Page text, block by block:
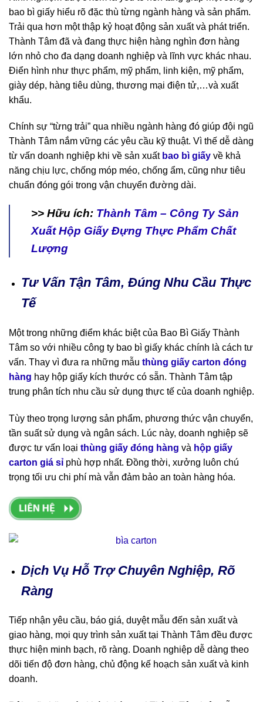
bao bì giấy hiểu rõ đặc thù từng ngành hàng và sản phẩm.
Trải qua hơn một thập kỷ hoạt động sản xuất và phát triển.
Thành Tâm đã và đang thực hiện hàng nghìn đơn hàng
lớn nhỏ cho đa dạng doanh nghiệp và lĩnh vực khác nhau.
Điển hình như thực phẩm, mỹ phẩm, linh kiện, mỹ phẩm,
giày dép, hàng tiêu dùng, thương mại điện tử,…và xuất
khẩu.
Chính sự “từng trải” qua nhiều ngành hàng đó giúp đội ngũ
Thành Tâm nắm vững các yêu cầu kỹ thuật. Vì thế dễ dàng
từ vấn doanh nghiệp khi về sản xuất bao bì giấy về khả
năng chịu lực, chống móp méo, chống ẩm, cũng như tiêu
chuẩn đóng gói trong vận chuyển đường dài.
>> Hữu ích: Thành Tâm – Công Ty Sản
Xuất Hộp Giấy Đựng Thực Phẩm Chất
Lượng
Tư Vấn Tận Tâm, Đúng Nhu Cầu Thực
Tế
Một trong những điểm khác biệt của Bao Bì Giấy Thành
Tâm so với nhiều công ty bao bì giấy khác chính là cách tư
vấn. Thay vì đưa ra những mẫu thùng giấy carton đóng
hàng hay hộp giấy kích thước có sẵn. Thành Tâm tập
trung phân tích nhu cầu sử dụng thực tế của doanh nghiệp.
Tùy theo trọng lượng sản phẩm, phương thức vận chuyển,
tần suất sử dụng và ngân sách. Lúc này, doanh nghiệp sẽ
được tư vấn loại thùng giấy đóng hàng và hộp giấy
carton giá sỉ phù hợp nhất. Đồng thời, xưởng luôn chú
trọng tối ưu chi phí mà vẫn đảm bảo an toàn hàng hóa.
Dịch Vụ Hỗ Trợ Chuyên Nghiệp, Rõ
Ràng
Tiếp nhận yêu cầu, báo giá, duyệt mẫu đến sản xuất và
giao hàng, mọi quy trình sản xuất tại Thành Tâm đều được
thực hiện minh bạch, rõ ràng. Doanh nghiệp dễ dàng theo
dõi tiến độ đơn hàng, chủ động kế hoạch sản xuất và kinh
doanh.